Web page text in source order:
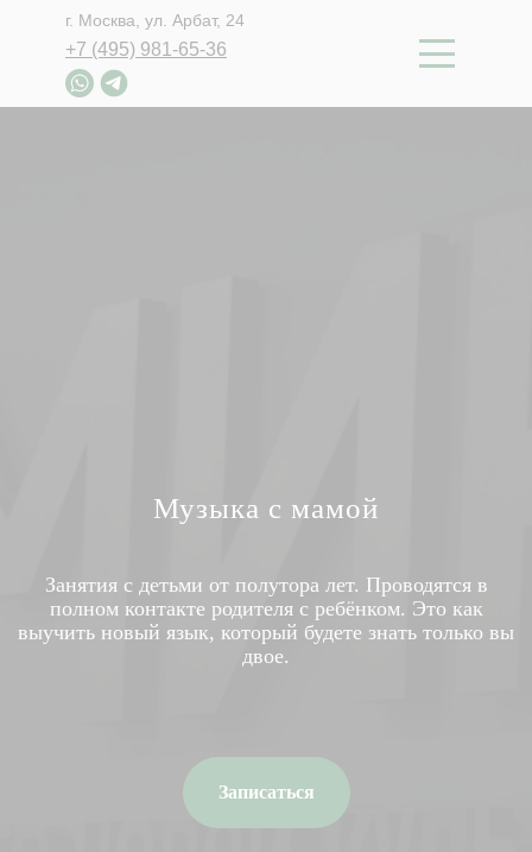
г. Москва, ул. Арбат, 24
+7 (495) 981-65-36
Музыка с мамой
Занятия с детьми от полутора лет. Проводятся в
полном контакте родителя с ребёнком. Это как
выучить новый язык, который будете знать только вы
двое.
Записаться